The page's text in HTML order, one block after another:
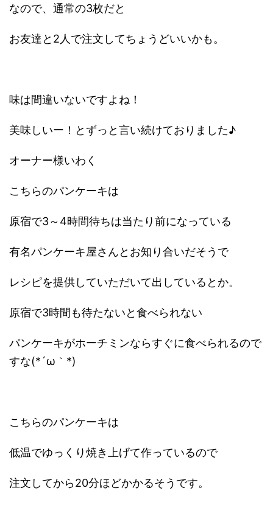
なので、通常の3枚だと
お友達と2人で注文してちょうどいいかも。
味は間違いないですよね！
美味しいー！とずっと言い続けておりました♪
オーナー様いわく
こちらのパンケーキは
原宿で3～4時間待ちは当たり前になっている
有名パンケーキ屋さんとお知り合いだそうで
レシピを提供していただいて出しているとか。
原宿で3時間も待たないと食べられない
パンケーキがホーチミンならすぐに食べられるので
すな(*´ω｀*)
こちらのパンケーキは
低温でゆっくり焼き上げて作っているので
注文してから20分ほどかかるそうです。